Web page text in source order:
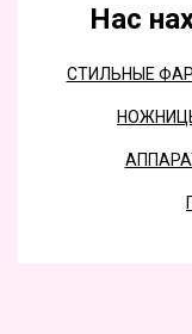
Нас
СТИЛЬНЫЕ